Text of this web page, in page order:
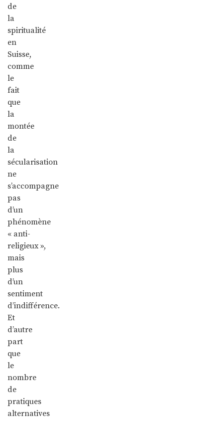
de
la
spiritualité
en
Suisse,
comme
le
fait
que
la
montée
de
la
sécularisation
ne
s’accompagne
pas
d’un
phénomène
« anti-
religieux »,
mais
plus
d’un
sentiment
d’indifférence.
Et
d’autre
part
que
le
nombre
de
pratiques
alternatives